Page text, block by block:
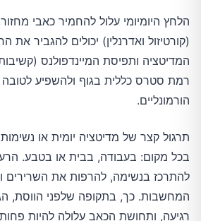
הלחץ היומיומי עלול להחמיר כאבי
(קורטיזול ואדרנלין) יכולים להגביר את
המדיטציה ותפיסת המיינדפולנס
רמת סטרס כללית בגוף ולהשפיע לטובה
הורמונליים.
תרגול קצר של מדיטציה יומית או
בכל מקום: בעבודה, בבית או בטבע.
להתרכז בנשימה, להרפות את השרירים
המחשבות. כך, בתקופה שלפני הווסת,
רגיעה, ותחושת הכאב עלולה להיות